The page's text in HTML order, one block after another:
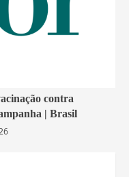
contra
| Brasil